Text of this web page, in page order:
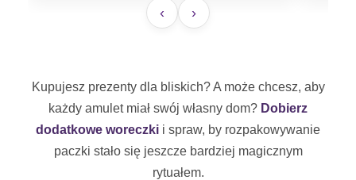
‹ ›
Kupujesz prezenty dla bliskich? A może chcesz, aby
każdy amulet miał swój własny dom? Dobierz
dodatkowe woreczki i spraw, by rozpakowywanie
paczki stało się jeszcze bardziej magicznym
rytuałem.